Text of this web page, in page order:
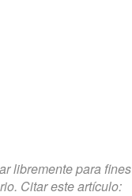
libremente para fines
Citar este artículo: